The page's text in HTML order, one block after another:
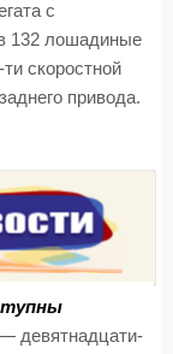
с
132 лошадиные
скоростной
привода.
девятнадцати-